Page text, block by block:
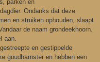
parken en
Ondanks dat deze
en struiken ophouden, slaapt
de naam grondeekhoorn.
aan.
en gestippelde
goudhamster en hebben een